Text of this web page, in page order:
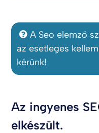
A Seo elemző
az esetleges
kérünk!
Az ingyenes
elkészült.